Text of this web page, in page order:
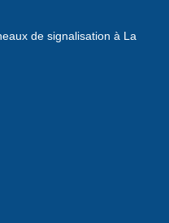
de signalisation à La